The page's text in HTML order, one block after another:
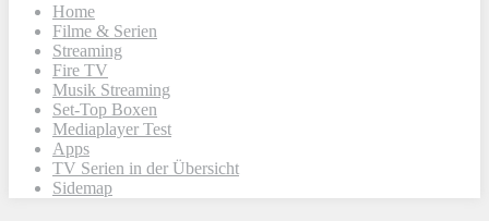
Home
Filme & Serien
Streaming
Fire TV
Musik Streaming
Set-Top Boxen
Mediaplayer Test
Apps
TV Serien in der Übersicht
Sidemap